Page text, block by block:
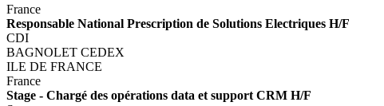
France
Responsable National Prescription de Solutions Electriques H/F
CDI
BAGNOLET CEDEX
ILE DE FRANCE
France
Stage - Chargé des opérations data et support CRM H/F